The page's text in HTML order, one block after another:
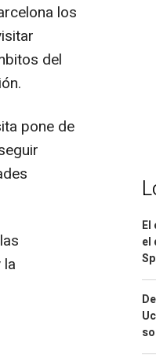
los
del
pone de
El
el